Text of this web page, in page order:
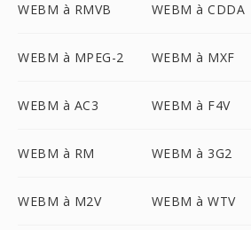
WEBM à RMVB WEBM à CDDA
WEBM à MPEG-2 WEBM à MXF
WEBM à AC3 WEBM à F4V
WEBM à RM WEBM à 3G2
WEBM à M2V WEBM à WTV